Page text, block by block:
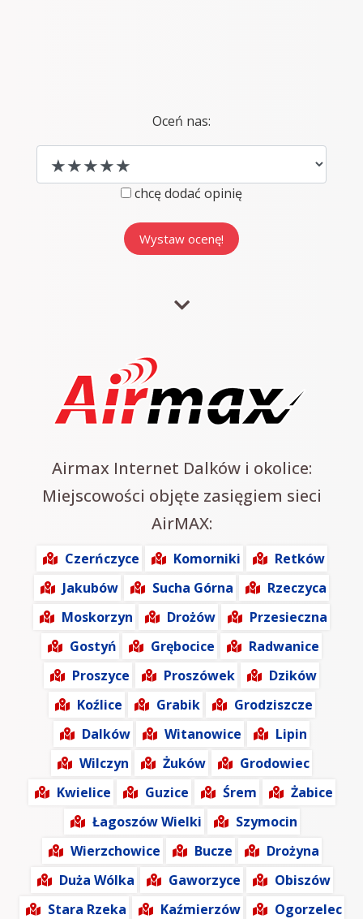
Oceń nas:
chcę dodać opinię
Airmax Internet Dalków i okolice:
Miejscowości objęte zasięgiem sieci
AirMAX:
Czerńczyce Komorniki
Retków
Jakubów
Sucha Górna
Rzeczyca
Moskorzyn
Drożów
Przesieczna
Gostyń
Grębocice
Radwanice
Proszyce
Proszówek
Dzików
Koźlice
Grabik
Grodziszcze
Dalków
Witanowice
Lipin
Wilczyn
Żuków
Grodowiec
Kwielice
Guzice Śrem
Żabice
Łagoszów Wielki
Szymocin
Wierzchowice
Bucze
Drożyna
Duża Wólka
Gaworzyce
Obiszów
Stara Rzeka
Kaźmierzów
Ogorzelec